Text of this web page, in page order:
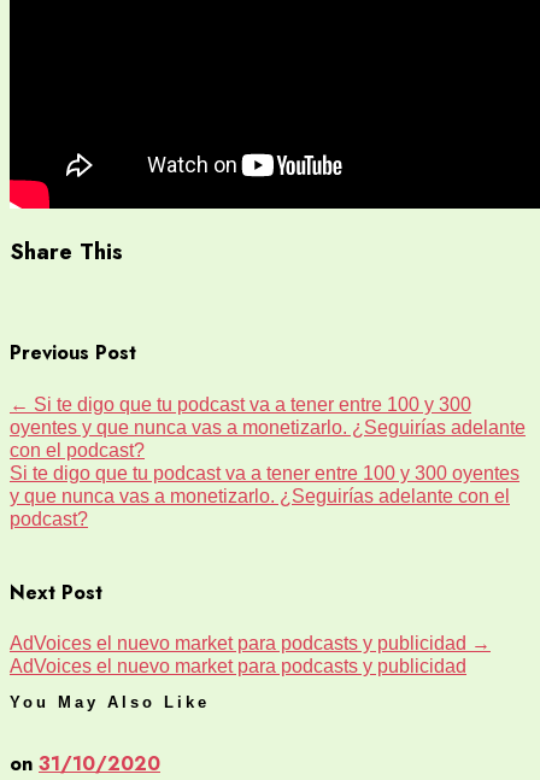
Share This
Previous Post
← Si te digo que tu podcast va a tener entre 100 y 300
oyentes y que nunca vas a monetizarlo. ¿Seguirías adelante
con el podcast?
Si te digo que tu podcast va a tener entre 100 y 300 oyentes
y que nunca vas a monetizarlo. ¿Seguirías adelante con el
podcast?
Next Post
AdVoices el nuevo market para podcasts y publicidad →
AdVoices el nuevo market para podcasts y publicidad
You May Also Like
on 31/10/2020